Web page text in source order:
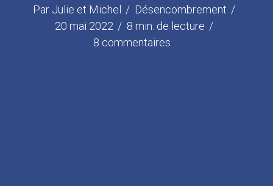
Par Julie et Michel
Désencombrement
20 mai 2022
8 min. de lecture
8 commentaires